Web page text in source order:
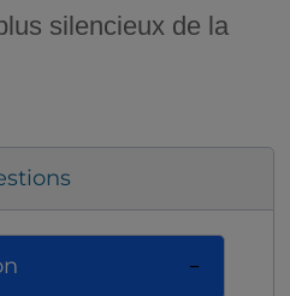
silencieux de la